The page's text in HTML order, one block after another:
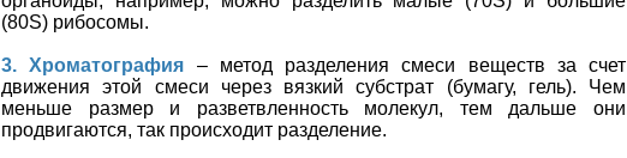
(80S) рибосомы.
3. Хроматография – метод разделения смеси веществ за счет
движения этой смеси через вязкий субстрат (бумагу, гель). Чем
меньше размер и разветвленность молекул, тем дальше они
продвигаются, так происходит разделение.